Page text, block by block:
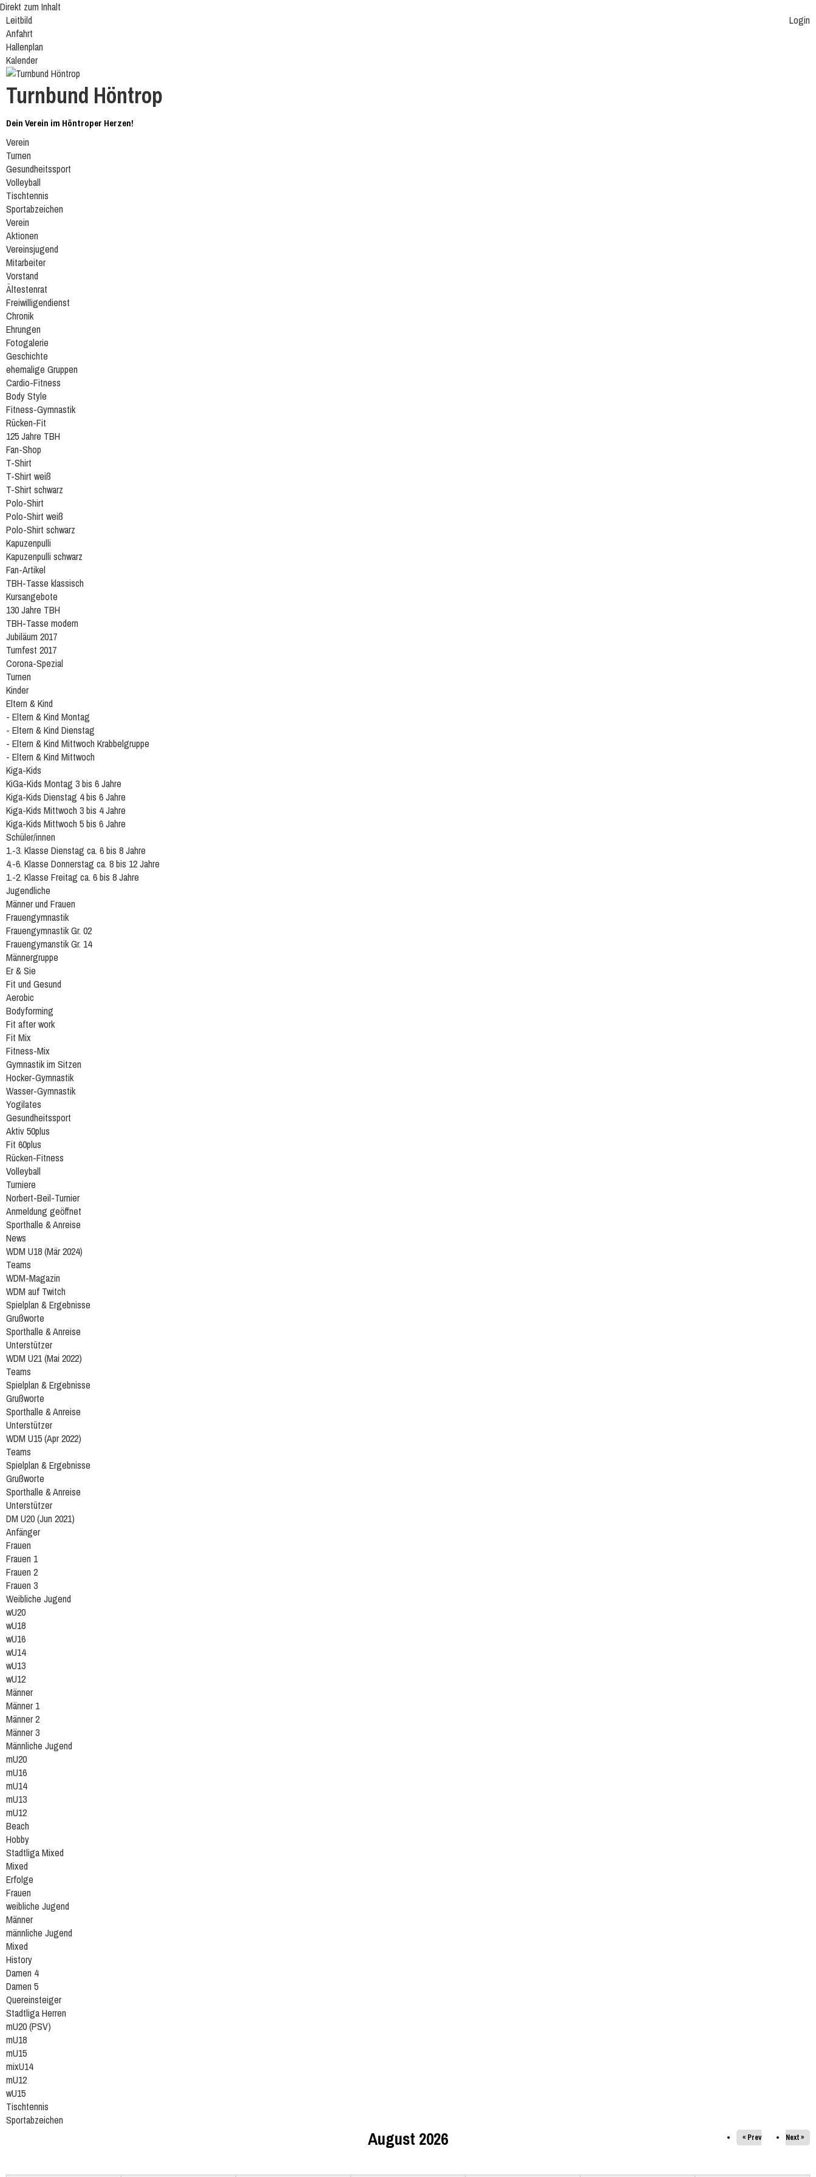
Direkt zum Inhalt
Login
Leitbild
Anfahrt
Hallenplan
Kalender
Turnbund Höntrop
Dein Verein im Höntroper Herzen!
Verein
Turnen
Gesundheitssport
Volleyball
Tischtennis
Sportabzeichen
Verein
Aktionen
Vereinsjugend
Mitarbeiter
Vorstand
Ältestenrat
Freiwilligendienst
Chronik
Ehrungen
Fotogalerie
Geschichte
ehemalige Gruppen
Cardio-Fitness
Body Style
Fitness-Gymnastik
Rücken-Fit
125 Jahre TBH
Fan-Shop
T-Shirt
T-Shirt weiß
T-Shirt schwarz
Polo-Shirt
Polo-Shirt weiß
Polo-Shirt schwarz
Kapuzenpulli
Kapuzenpulli schwarz
Fan-Artikel
TBH-Tasse klassisch
Kursangebote
130 Jahre TBH
TBH-Tasse modern
Jubiläum 2017
Turnfest 2017
Corona-Spezial
Turnen
Kinder
Eltern & Kind
- Eltern & Kind Montag
- Eltern & Kind Dienstag
- Eltern & Kind Mittwoch Krabbelgruppe
- Eltern & Kind Mittwoch
Kiga-Kids
KiGa-Kids Montag 3 bis 6 Jahre
Kiga-Kids Dienstag 4 bis 6 Jahre
Kiga-Kids Mittwoch 3 bis 4 Jahre
Kiga-Kids Mittwoch 5 bis 6 Jahre
Schüler/innen
1.-3. Klasse Dienstag ca. 6 bis 8 Jahre
4.-6. Klasse Donnerstag ca. 8 bis 12 Jahre
1.-2. Klasse Freitag ca. 6 bis 8 Jahre
Jugendliche
Männer und Frauen
Frauengymnastik
Frauengymnastik Gr. 02
Frauengymanstik Gr. 14
Männergruppe
Er & Sie
Fit und Gesund
Aerobic
Bodyforming
Fit after work
Fit Mix
Fitness-Mix
Gymnastik im Sitzen
Hocker-Gymnastik
Wasser-Gymnastik
Yogilates
Gesundheitssport
Aktiv 50plus
Fit 60plus
Rücken-Fitness
Volleyball
Turniere
Norbert-Beil-Turnier
Anmeldung geöffnet
Sporthalle & Anreise
News
WDM U18 (Mär 2024)
Teams
WDM-Magazin
WDM auf Twitch
Spielplan & Ergebnisse
Grußworte
Sporthalle & Anreise
Unterstützer
WDM U21 (Mai 2022)
Teams
Spielplan & Ergebnisse
Grußworte
Sporthalle & Anreise
Unterstützer
WDM U15 (Apr 2022)
Teams
Spielplan & Ergebnisse
Grußworte
Sporthalle & Anreise
Unterstützer
DM U20 (Jun 2021)
Anfänger
Frauen
Frauen 1
Frauen 2
Frauen 3
Weibliche Jugend
wU20
wU18
wU16
wU14
wU13
wU12
Männer
Männer 1
Männer 2
Männer 3
Männliche Jugend
mU20
mU16
mU14
mU13
mU12
Beach
Hobby
Stadtliga Mixed
Mixed
Erfolge
Frauen
weibliche Jugend
Männer
männliche Jugend
Mixed
History
Damen 4
Damen 5
Quereinsteiger
Stadtliga Herren
mU20 (PSV)
mU18
mU15
mixU14
mU12
wU15
Tischtennis
Sportabzeichen
August 2026 « Prev Next »